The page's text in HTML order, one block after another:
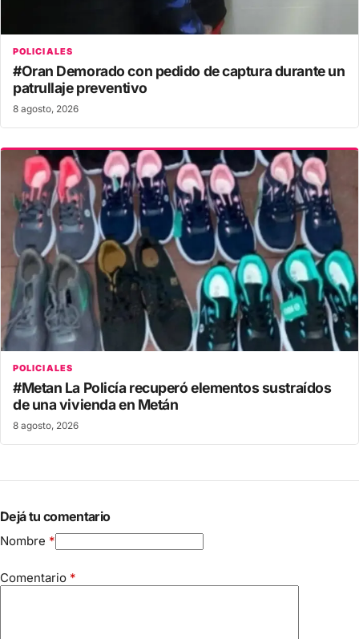
POLICIALES
#Oran Demorado con pedido de captura durante un
patrullaje preventivo
8 agosto, 2026
POLICIALES
#Metan La Policía recuperó elementos sustraídos
de una vivienda en Metán
8 agosto, 2026
Dejá tu comentario
Nombre *
Comentario *